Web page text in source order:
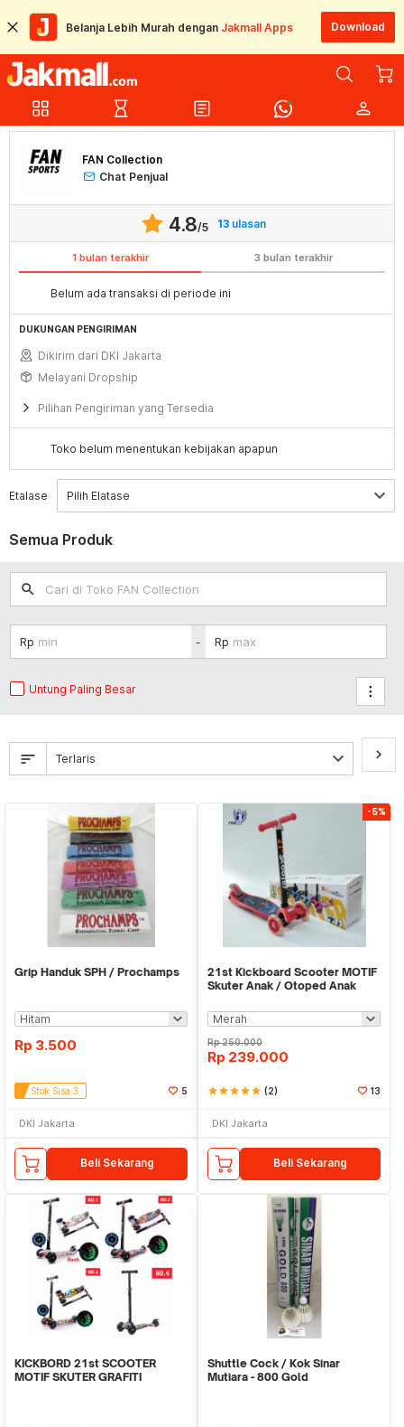
Belanja Lebih Murah dengan Jakmall Apps Download
grid_view hourglass_empty article person
FAN Collection
Chat Penjual
4.8/5 13ulasan
1 bulan terakhir 3 bulan terakhir
Belum ada transaksi di periode ini
DUKUNGAN PENGIRIMAN
Dikirim dari DKI Jakarta
Melayani Dropship
Pilihan Pengiriman yang Tersedia
Toko belum menentukan kebijakan apapun
Etalase
Semua Produk
search
-
Untung Paling Besar
sort keyboard_arrow_right
Grip Handuk SPH / Prochamps
Rp 3.500
Stok Sisa 3 5
DKI Jakarta
Beli Sekarang
-5%
21st Kickboard Scooter MOTIF
Skuter Anak / Otoped Anak
Rp250.000
Rp 239.000
starstarstarstarstar (2) 13
DKI Jakarta
Beli Sekarang
KICKBORD 21st SCOOTER
MOTIF SKUTER GRAFITI
Shuttle Cock / Kok Sinar
Mutiara - 800 Gold